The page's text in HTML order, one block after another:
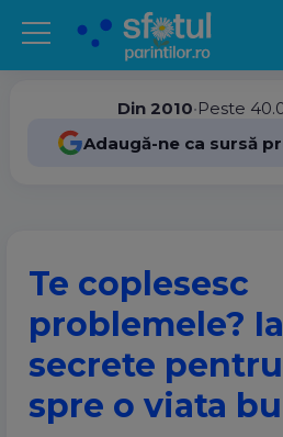
Din 2010•Peste
Adaugă-ne ca sursă
Te coplesesc
problemele?
secrete
spre o viata